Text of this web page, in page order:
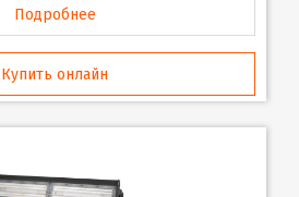
Подробнее
Купить онлайн